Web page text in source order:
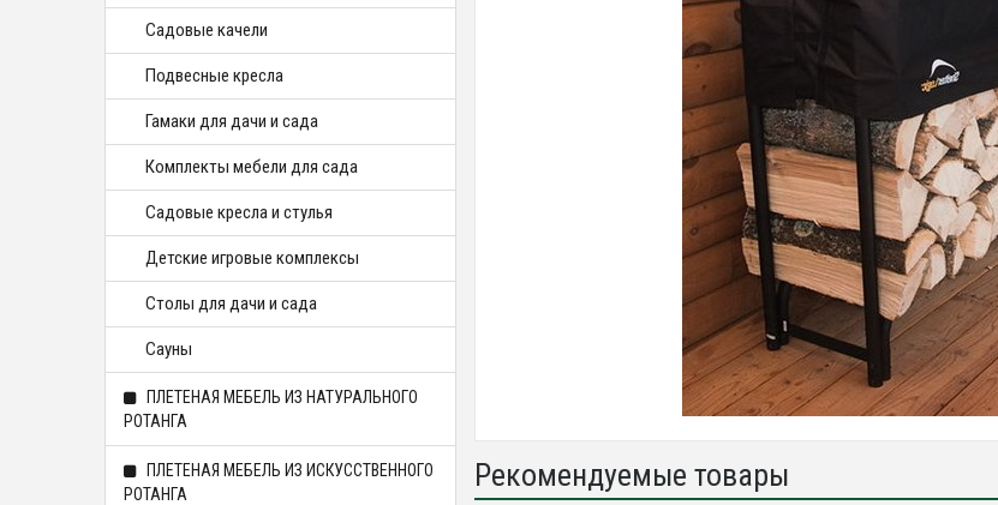
Садовые качели
Подвесные кресла
Гамаки для дачи и сада
Комплекты мебели для сада
Садовые кресла и стулья
Детские игровые комплексы
Столы для дачи и сада
Сауны
ПЛЕТЕНАЯ МЕБЕЛЬ ИЗ НАТУРАЛЬНОГО
РОТАНГА
ПЛЕТЕНАЯ МЕБЕЛЬ ИЗ ИСКУССТВЕННОГО
РОТАНГА
Рекомендуемые товары